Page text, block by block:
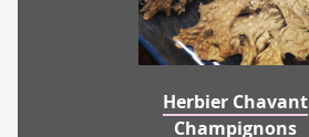
Herbier Chavant
Champignons